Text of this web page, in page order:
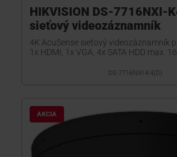
HIKVISION DS-7716NXI-
sieťový videozáznamník
4K AcuSense sieťový videozáznamník
1x HDMI, 1x VGA, 4x SATA HDD max.
DS-7716NXI-K4(D)
AKCIA